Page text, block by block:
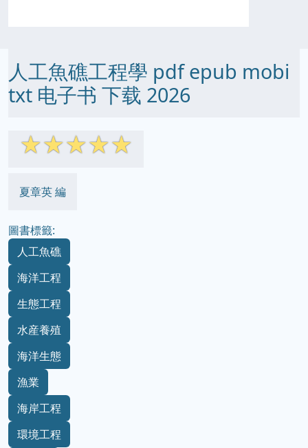
人工魚礁工程學 pdf epub mobi
txt 电子书 下载 2026
☆☆☆☆☆
夏章英 編
圖書標籤:
人工魚礁
海洋工程
生態工程
水産養殖
海洋生態
漁業
海岸工程
環境工程